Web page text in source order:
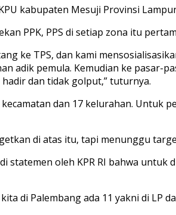
kabupaten Mesuji Provinsi
PPK, PPS di setiap zona itu
ke TPS, dan kami
adik pemula. Kemudian ke pasar-
dan tidak golput,” tuturnya.
dan 17 kelurahan. Untuk
di atas itu, tapi menunggu
oleh KPR RI bahwa untuk
di Palembang ada 11 yakni di LP